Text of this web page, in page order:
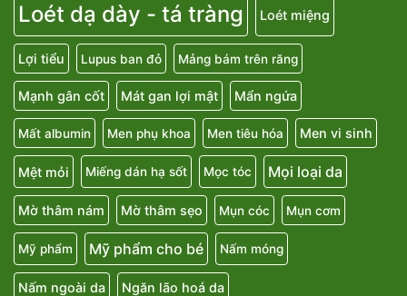
Loét dạ dày - tá tràng Loét miệng
Lợi tiểu Lupus ban đỏ Mảng bám trên răng
Mạnh gân cốt Mát gan lợi mật Mẩn ngứa
Mất albumin Men phụ khoa Men tiêu hóa Men vi sinh
Mệt mỏi Miếng dán hạ sốt Mọc tóc Mọi loại da
Mờ thâm nám Mờ thâm sẹo Mụn cóc Mụn cơm
Mỹ phẩm Mỹ phẩm cho bé Nấm móng
Nấm ngoài da Ngăn lão hoá da